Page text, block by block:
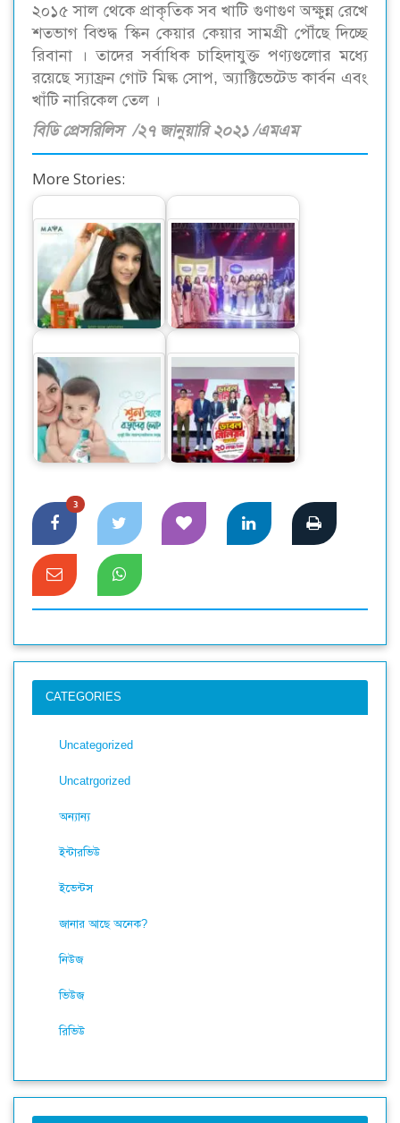
২০১৫ সাল থেকে প্রাকৃতিক সব খাটি গুণাগুণ অক্ষুন্ন রেখে
শতভাগ বিশুদ্ধ স্কিন কেয়ার কেয়ার সামগ্রী পৌঁছে দিচ্ছে
রিবানা । তাদের সর্বাধিক চাহিদাযুক্ত পণ্যগুলোর মধ্যে
রয়েছে স্যাফ্রন গোট মিল্ক সোপ, অ্যাক্টিভেটেড কার্বন এবং
খাঁটি নারিকেল তেল ।
বিডি প্রেসরিলিস /২৭ জানুয়ারি ২০২১ /এমএম
More Stories:
মায়া অল ন্যাচারাল
স্ক্যাল্প অ্যান্ড হেয়ার
অয়েল :…
ভ্যাসলিনের নতুন পণ্য
‘ভ্যাসলিন গ্লুটা হায়া’
সিরাম ইন লোশন
শূন্য থেকে ছয় বড়দের
লোশন নয়
ওয়ালটন পণ্য কিনে ২০
লাখ টাকা পাওয়ার
সুযোগ
3
CATEGORIES
Uncategorized
Uncatrgorized
অন্যান্য
ইন্টারভিউ
ইভেন্টস
জানার আছে অনেক?
নিউজ
ভিউজ
রিভিউ